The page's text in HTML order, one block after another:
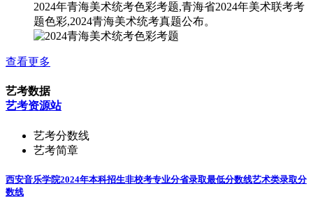
2024年青海美术统考色彩考题,青海省2024年美术联考考
题色彩,2024青海美术统考真题公布。
查看更多
艺考数据
艺考资源站
艺考分数线
艺考简章
西安音乐学院2024年本科招生非校考专业分省录取最低分数线艺术类录取分
数线